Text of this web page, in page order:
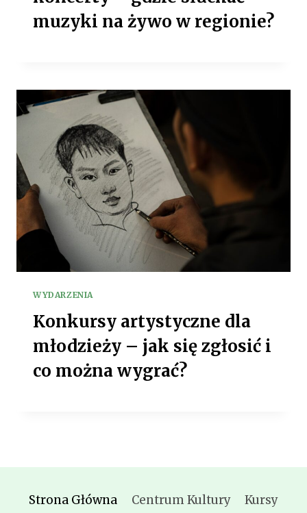
muzyki na żywo w regionie?
WYDARZENIA
Konkursy artystyczne dla
młodzieży – jak się zgłosić i
co można wygrać?
Strona Główna Centrum Kultury Kursy